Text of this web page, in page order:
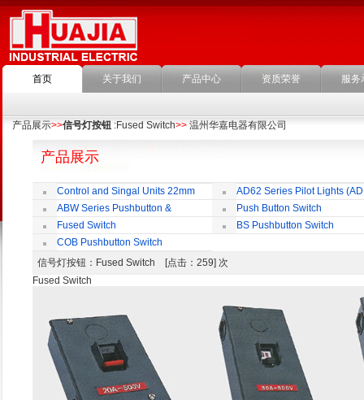
首页 关于我们 产品中心 资质荣誉 服务
产品展示>>信号灯按钮 :Fused Switch>> 温州华嘉电器有限公司
产品展示
Control and Singal Units 22mm
(ﬁxing)
AD62 Series Pilot Lights
ABW Series Pushbutton &
Indicator
Push Button Switch
22mm,25mm,30mm
Fused Switch
BS Pushbutton Switch
COB Pushbutton Switch
信号灯按钮 ：Fused Switch [点击：259] 次
Fused Switch